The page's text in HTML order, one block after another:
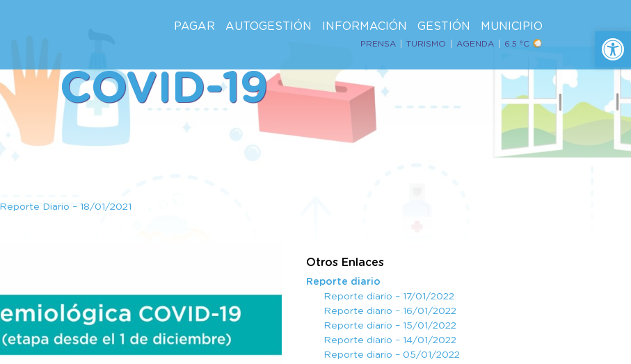
PAGAR AUTOGESTIÓN INFORMACIÓN GESTIÓN MUNICIPIO
PRENSA TURISMO AGENDA 6.5 ºC
COVID-19
Reporte Diario – 18/01/2021
Otros Enlaces
Reporte diario
Reporte diario – 17/01/2022
Reporte diario – 16/01/2022
Reporte diario – 15/01/2022
Reporte diario – 14/01/2022
Reporte diario – 05/01/2022